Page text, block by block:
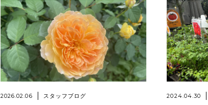
2026.02.06 スタッフブログ 2024.04.30